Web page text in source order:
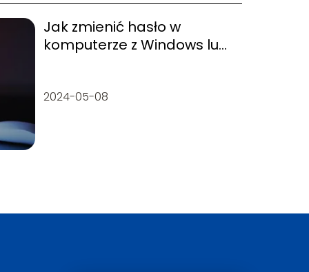
Jak zmienić hasło w
komputerze z Windows lub
2024-05-08